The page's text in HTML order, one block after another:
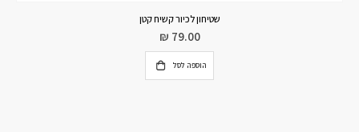
שטיחון לכיור קשיח קטן
₪ 79.00
הוספה לסל